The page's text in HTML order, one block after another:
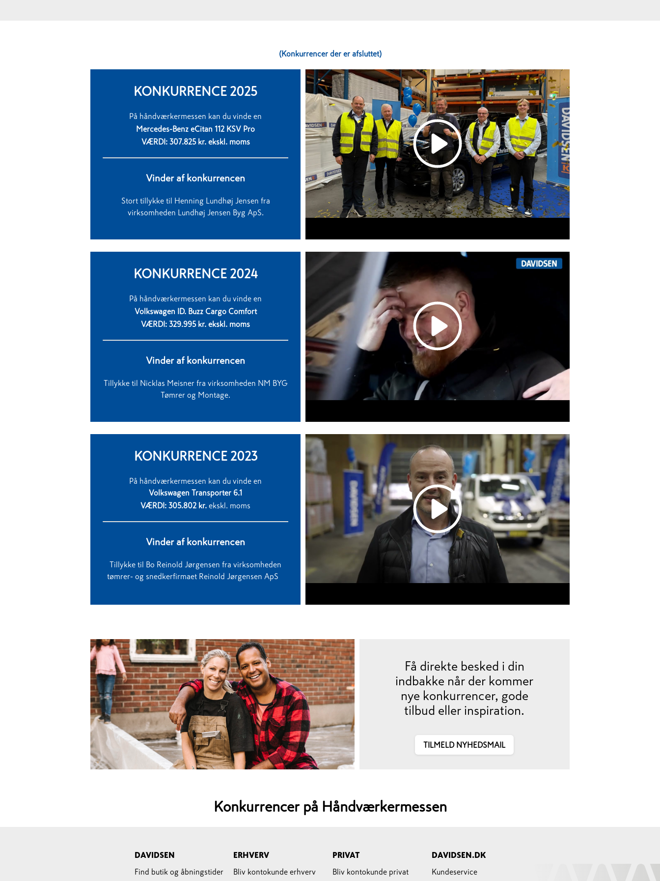
(Konkurrencer der er afsluttet)
KONKURRENCE 2025
På håndværkermessen kan du vinde en
Mercedes-Benz eCitan 112 KSV Pro
VÆRDI: 307.825 kr.ekskl. moms
Vinder af konkurrencen
Stort tillykke til Henning Lundhøj Jensen fra
virksomheden Lundhøj Jensen Byg ApS.
KONKURRENCE 2024
På håndværkermessen kan du vinde en
Volkswagen ID. Buzz Cargo Comfort
VÆRDI: 329.995 kr. ekskl. moms
Vinder af konkurrencen
Tillykke til Nicklas Meisner fra virksomheden NM BYG
Tømrer og Montage.
KONKURRENCE 2023
På håndværkermessen kan du vinde en
Volkswagen Transporter 6.1
VÆRDI : 305.802 kr. ekskl. moms
Vinder af konkurrencen
Tillykke til Bo Reinold Jørgensen fra virksomheden
tømrer- og snedkerfirmaet Reinold Jørgensen ApS
Få direkte besked i din
indbakke når der kommer
nye konkurrencer, gode
tilbud eller inspiration.
TILMELD NYHEDSMAIL
Konkurrencer på Håndværkermessen
DAVIDSEN
Find butik og åbningstider
ERHVERV
Bliv kontokunde erhverv
PRIVAT
Bliv kontokunde privat
DAVIDSEN.DK
Kundeservice